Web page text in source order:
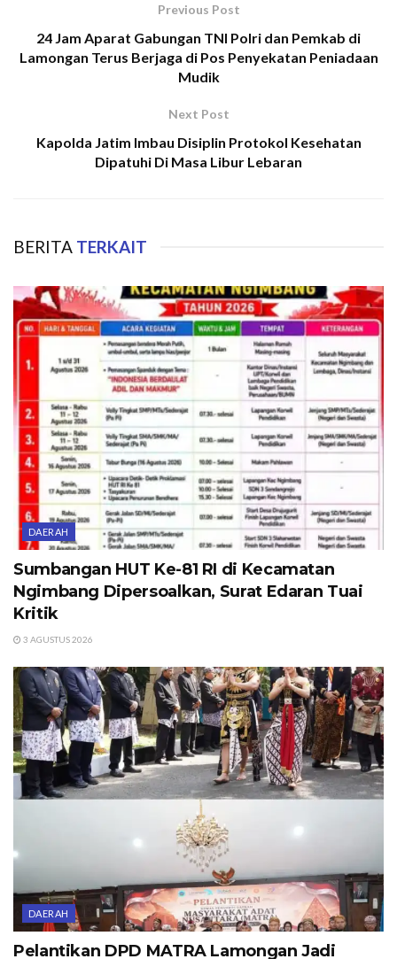
Previous Post
24 Jam Aparat Gabungan TNI Polri dan Pemkab di
Lamongan Terus Berjaga di Pos Penyekatan Peniadaan
Mudik
Next Post
Kapolda Jatim Imbau Disiplin Protokol Kesehatan
Dipatuhi Di Masa Libur Lebaran
BERITA TERKAIT
DAERAH
Sumbangan HUT Ke-81 RI di Kecamatan
Ngimbang Dipersoalkan, Surat Edaran Tuai
Kritik
3 AGUSTUS 2026
DAERAH
Pelantikan DPD MATRA Lamongan Jadi